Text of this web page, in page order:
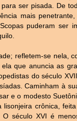
ser pisada. De
mais
puderam ser
refletem-se nela,
que anuncia as
do século
Caminham à
e o modesto
crônica,
século XVI é